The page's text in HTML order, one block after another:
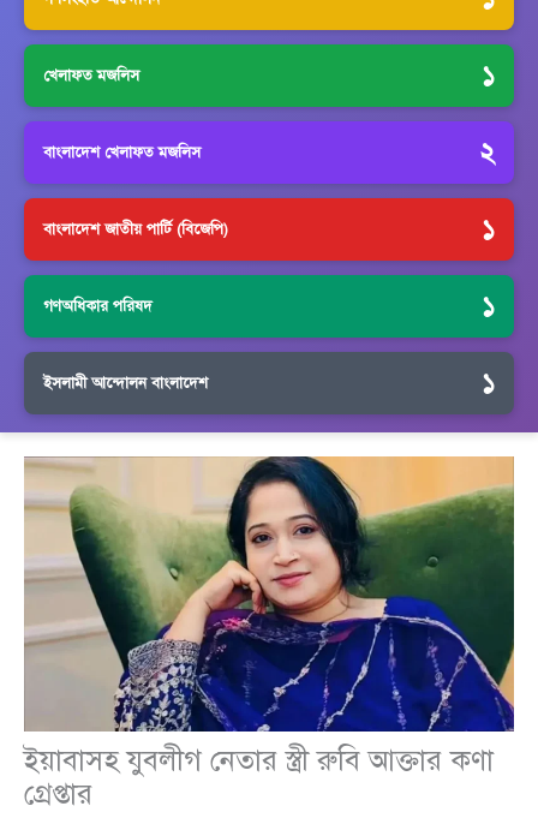
খেলাফত মজলিস ১
বাংলাদেশ খেলাফত মজলিস ২
বাংলাদেশ জাতীয় পার্টি (বিজেপি) ১
গণঅধিকার পরিষদ ১
ইসলামী আন্দোলন বাংলাদেশ ১
ইয়াবাসহ যুবলীগ নেতার স্ত্রী রুবি আক্তার কণা
গ্রেপ্তার